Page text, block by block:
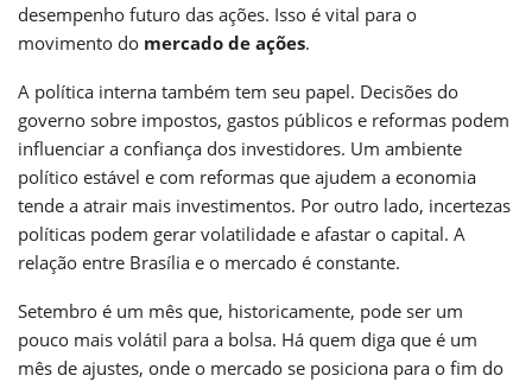
desempenho futuro das ações. Isso é vital para o
movimento do mercado de ações.
A política interna também tem seu papel. Decisões do
governo sobre impostos, gastos públicos e reformas podem
influenciar a confiança dos investidores. Um ambiente
político estável e com reformas que ajudem a economia
tende a atrair mais investimentos. Por outro lado, incertezas
políticas podem gerar volatilidade e afastar o capital. A
relação entre Brasília e o mercado é constante.
Setembro é um mês que, historicamente, pode ser um
pouco mais volátil para a bolsa. Há quem diga que é um
mês de ajustes, onde o mercado se posiciona para o fim do